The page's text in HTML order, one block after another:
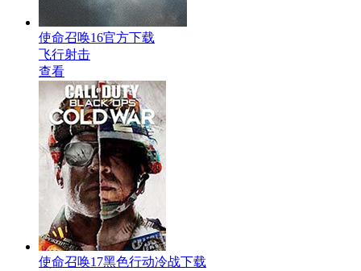
使命召唤16官方下载
飞行射击
查看
使命召唤17黑色行动冷战下载